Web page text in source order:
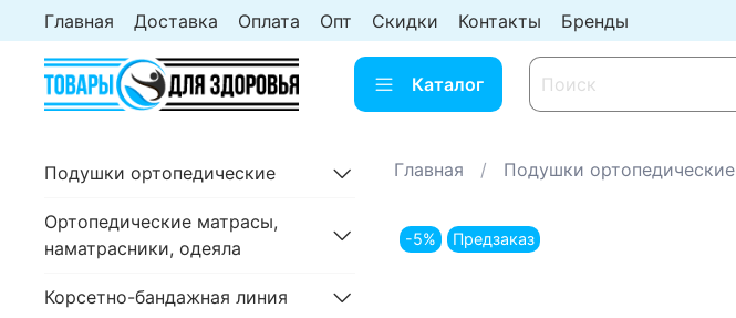
Главная Доставка Оплата Опт Скидки Контакты Бренды
Каталог
Главная Подушки ортопедические
-5% Предзаказ
Подушки ортопедические
Ортопедические матрасы,
наматрасники, одеяла
Корсетно-бандажная линия